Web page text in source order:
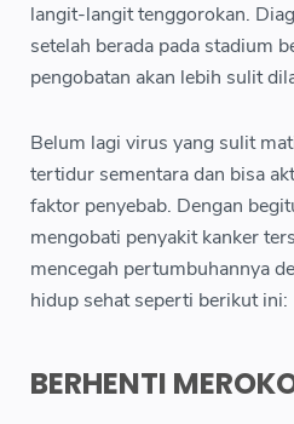
langit-langit tenggorokan.
setelah berada pada stadium
pengobatan akan lebih sulit
Belum lagi virus yang sulit
tertidur sementara dan bisa
faktor penyebab. Dengan
mengobati penyakit kanker
mencegah pertumbuhannya
hidup sehat seperti berikut ini:
BERHENTI